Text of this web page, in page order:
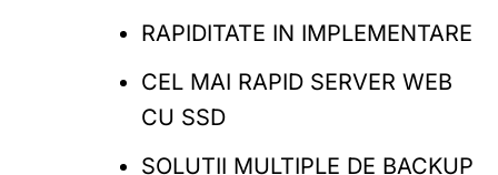
RAPIDITATE IN IMPLEMENTARE
CEL MAI RAPID SERVER WEB
CU SSD
SOLUTII MULTIPLE DE BACKUP